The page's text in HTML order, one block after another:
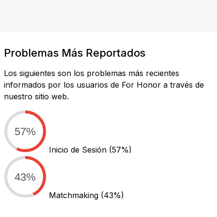
Problemas Más Reportados
Los siguientes son los problemas más recientes
informados por los usuarios de For Honor a través de
nuestro sitio web.
57%
Inicio de Sesión (57%)
43%
Matchmaking (43%)